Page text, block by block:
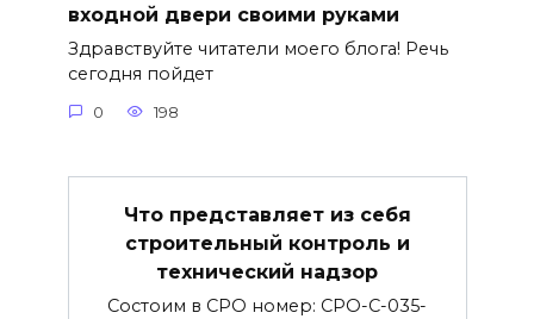
входной двери своими руками
Здравствуйте читатели моего блога! Речь
сегодня пойдет
0 198
Что представляет из себя
строительный контроль и
технический надзор
Состоим в СРО номер: СРО-С-035-